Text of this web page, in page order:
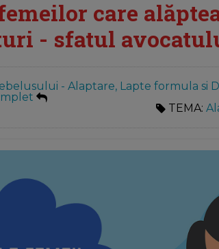
care
- sfatul
- Alaptare, Lapte formula si
TEMA: